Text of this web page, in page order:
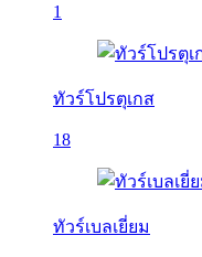
1
ทัวร์โปรตุเกส
18
ทัวร์เบลเยี่ยม